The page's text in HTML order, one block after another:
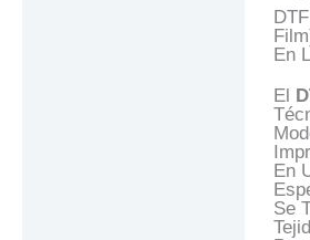
En
El
En
Se